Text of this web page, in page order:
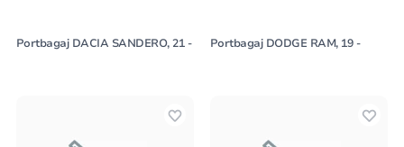
Portbagaj DACIA SANDERO, 21 - Portbagaj DODGE RAM, 19 -